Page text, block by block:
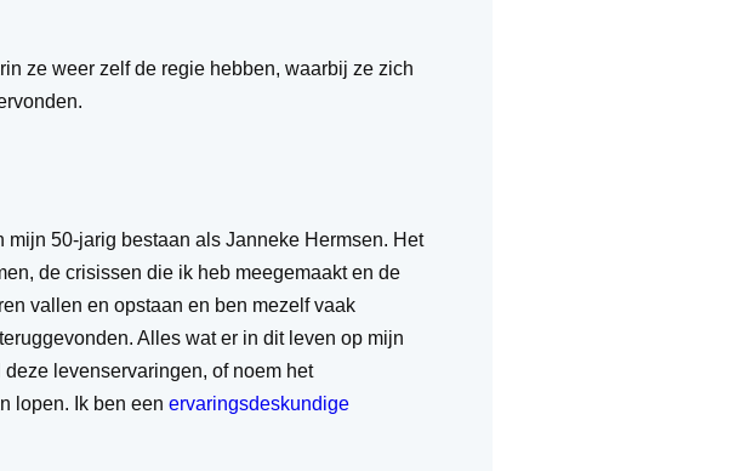
ze weer zelf de regie hebben, waarbij ze zich
50-jarig bestaan als Janneke Hermsen. Het
de crisissen die ik heb meegemaakt en de
vallen en opstaan en ben mezelf vaak
Alles wat er in dit leven op mijn
levenservaringen, of noem het
lopen. Ik ben een ervaringsdeskundige